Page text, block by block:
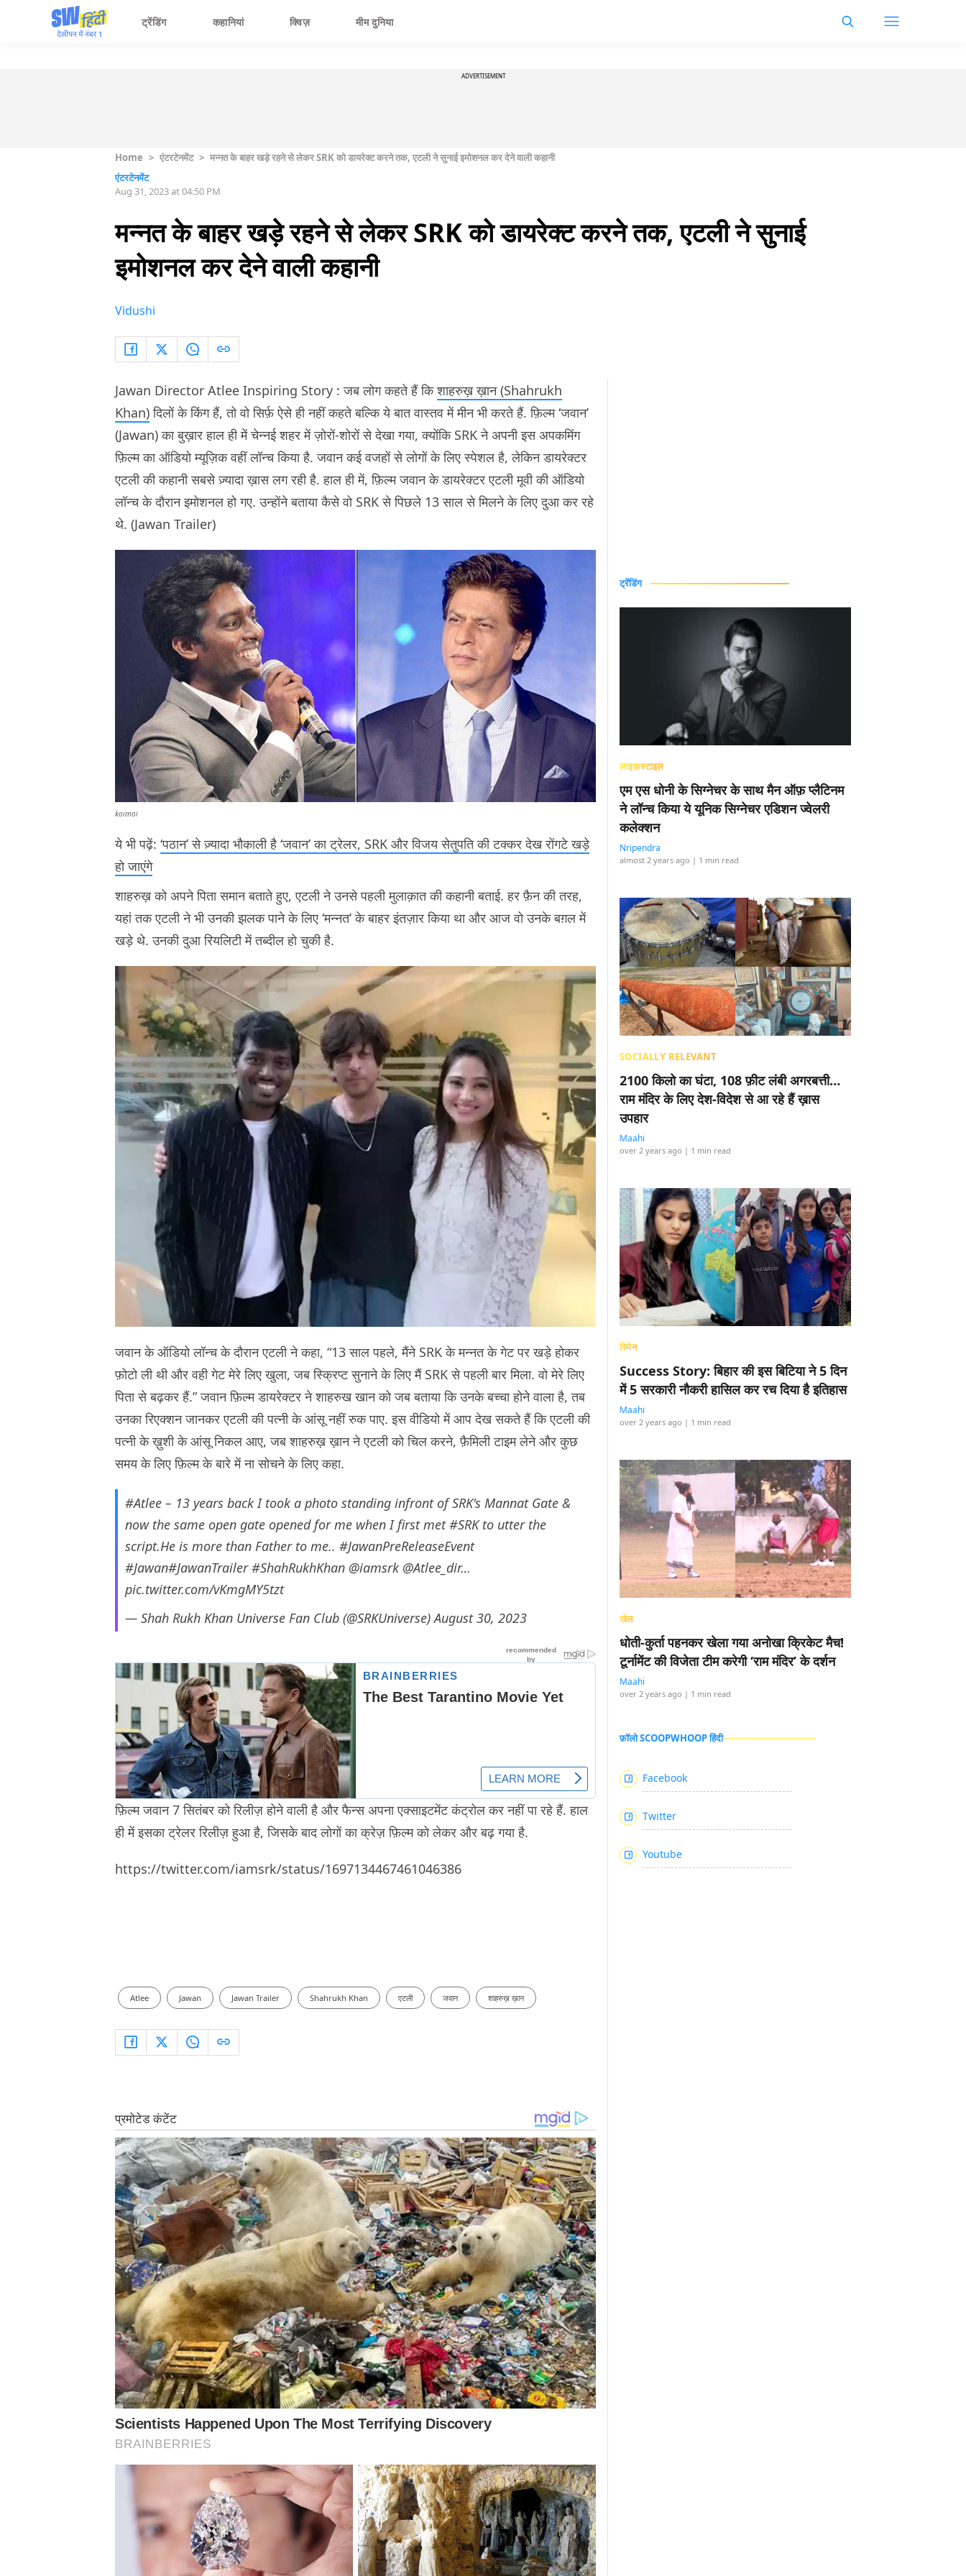
ट्रेंडिंग कहानियां क्विज़ मीम दुनिया
ADVERTISEMENT
Home > एंटरटेनमेंट > मन्नत के बाहर खड़े रहने से लेकर SRK को डायरेक्ट करने तक, एटली ने सुनाई इमोशनल कर देने वाली कहानी
एंटरटेनमेंट
Aug 31, 2023 at 04:50 PM
मन्नत के बाहर खड़े रहने से लेकर SRK को डायरेक्ट करने तक, एटली ने सुनाई
इमोशनल कर देने वाली कहानी
Vidushi
Jawan Director Atlee Inspiring Story : जब लोग कहते हैं किशाहरुख़ ख़ान (Shahrukh
Khan)दिलों के किंग हैं, तो वो सिर्फ़ ऐसे ही नहीं कहते बल्कि ये बात वास्तव में मीन भी करते हैं. फ़िल्म ‘जवान’
(Jawan) का बुख़ार हाल ही में चेन्नई शहर में ज़ोरों-शोरों से देखा गया, क्योंकि SRK ने अपनी इस अपकमिंग
फ़िल्म का ऑडियो म्यूज़िक वहीं लॉन्च किया है. जवान कई वजहों से लोगों के लिए स्पेशल है, लेकिन डायरेक्टर
एटली की कहानी सबसे ज़्यादा ख़ास लग रही है. हाल ही में, फ़िल्म जवान के डायरेक्टर एटली मूवी की ऑडियो
लॉन्च के दौरान इमोशनल हो गए. उन्होंने बताया कैसे वो SRK से पिछले 13 साल से मिलने के लिए दुआ कर रहे
थे. (Jawan Trailer)
koimoi
ये भी पढ़ें: ‘पठान’ से ज़्यादा भौकाली है ‘जवान’ का ट्रेलर, SRK और विजय सेतुपति की टक्कर देख रोंगटे खड़े
हो जाएंगे
शाहरुख़ को अपने पिता समान बताते हुए, एटली ने उनसे पहली मुलाक़ात की कहानी बताई. हर फ़ैन की तरह,
यहां तक एटली ने भी उनकी झलक पाने के लिए ‘मन्नत’ के बाहर इंतज़ार किया था और आज वो उनके बग़ल में
खड़े थे. उनकी दुआ रियलिटी में तब्दील हो चुकी है.
जवान के ऑडियो लॉन्च के दौरान एटली ने कहा, “13 साल पहले, मैंने SRK के मन्नत के गेट पर खड़े होकर
फ़ोटो ली थी और वही गेट मेरे लिए खुला, जब स्क्रिप्ट सुनाने के लिए मैं SRK से पहली बार मिला. वो मेरे लिए
पिता से बढ़कर हैं.” जवान फ़िल्म डायरेक्टर ने शाहरुख खान को जब बताया कि उनके बच्चा होने वाला है, तब
उनका रिएक्शन जानकर एटली की पत्नी के आंसू नहीं रुक पाए. इस वीडियो में आप देख सकते हैं कि एटली की
पत्नी के ख़ुशी के आंसू निकल आए, जब शाहरुख़ ख़ान ने एटली को चिल करने, फ़ैमिली टाइम लेने और कुछ
समय के लिए फ़िल्म के बारे में ना सोचने के लिए कहा.
#Atlee – 13 years back I took a photo standing infront of SRK's Mannat Gate &
now the same open gate opened for me when I first met#SRKto utter the
script.He is more than Father to me.. #JawanPreReleaseEvent
#Jawan#JawanTrailer #ShahRukhKhan @iamsrk @Atlee_dir…
pic.twitter.com/vKmgMY5tzt
— Shah Rukh Khan Universe Fan Club (@SRKUniverse)August 30, 2023
फ़िल्म जवान 7 सितंबर को रिलीज़ होने वाली है और फैन्स अपना एक्साइटमेंट कंट्रोल कर नहीं पा रहे हैं. हाल
ही में इसका ट्रेलर रिलीज़ हुआ है, जिसके बाद लोगों का क्रेज़ फ़िल्म को लेकर और बढ़ गया है.
https://twitter.com/iamsrk/status/1697134467461046386
Atlee Jawan Jawan Trailer Shahrukh Khan एटली जवान शाहरुख़ ख़ान
ट्रेंडिंग
लाइफ़स्टाइल
एम एस धोनी के सिग्नेचर के साथ मैन ऑफ़ प्लैटिनम
ने लॉन्च किया ये यूनिक सिग्नेचर एडिशन ज्वेलरी
कलेक्शन
Nripendra
almost 2 years ago | 1 min read
SOCIALLY RELEVANT
2100 किलो का घंटा, 108 फ़ीट लंबी अगरबत्ती…
राम मंदिर के लिए देश-विदेश से आ रहे हैं ख़ास
उपहार
Maahi
over 2 years ago | 1 min read
विमेन
Success Story: बिहार की इस बिटिया ने 5 दिन
में 5 सरकारी नौकरी हासिल कर रच दिया है इतिहास
Maahi
over 2 years ago | 1 min read
खेल
धोती-कुर्ता पहनकर खेला गया अनोखा क्रिकेट मैच!
टूर्नामेंट की विजेता टीम करेगी ‘राम मंदिर’ के दर्शन
Maahi
over 2 years ago | 1 min read
फ़ॉलो SCOOPWHOOP हिंदी
Facebook
Twitter
Youtube